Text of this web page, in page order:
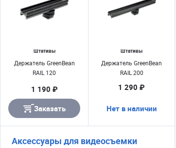
Штативы
Держатель GreenBean
RAIL 120
1 190 ₽
Заказать
Штативы
Держатель GreenBean
RAIL 200
1 290 ₽
Нет в наличии
Аксессуары для видеосъемки